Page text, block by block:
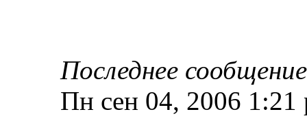
Последнее сообщение
Пн сен 04, 2006 1:21